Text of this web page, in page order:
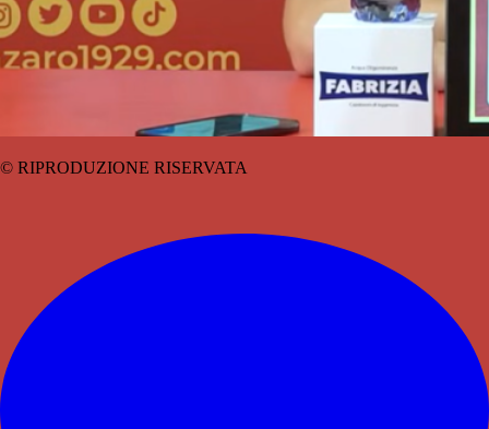
© RIPRODUZIONE RISERVATA